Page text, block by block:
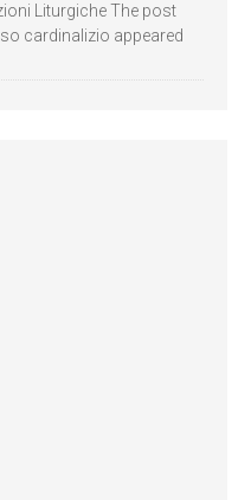
Liturgiche The post
cardinalizio appeared